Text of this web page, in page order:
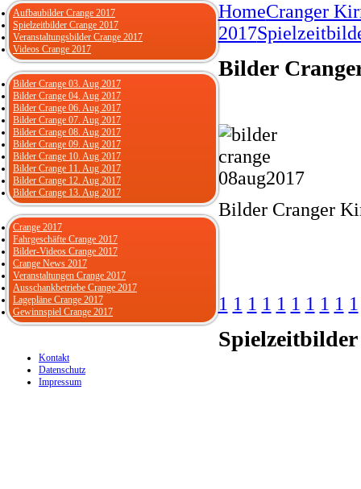
HomeCranger
2017
Bilder
Bilder Cranger
1 1 1 1 1 1 1 1 1 1
Spielzeitbilder
Aufbaubilder Crange 2017
Spielzeitbilder Crange 2017
Veranstaltungsbilder Crange 2017
Videos Crange 2017
Bilder Crange 03. Aug 2017
Bilder Crange 04. Aug 2017
Bilder Crange 06. Aug 2017
Bilder Crange 07. Aug 2017
Bilder Crange 08. Aug 2017
Bilder Crange 09. Aug 2017
Bilder Crange 10. Aug 2017
Bilder Crange 11. Aug 2017
Bilder Crange 12. Aug 2017
Bilder Crange 13. Aug 2017
Crange 2017
Fahrgeschäfte Crange 2017
Bilder-Videos Crange 2017
Crange News 2017
Veranstaltungen Crange 2017
Ausschankbetriebe Crange 2017
Lagepläne Crange 2017
Gewinnspiel Crange 2017
Kontakt
Datenschutz
Impressum